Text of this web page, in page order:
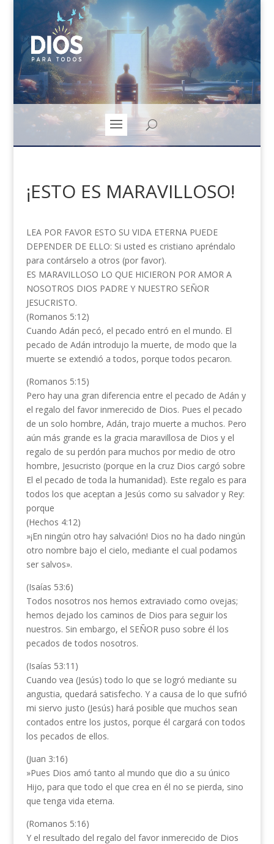
¡ESTO ES MARAVILLOSO!
LEA POR FAVOR ESTO SU VIDA ETERNA PUEDE
DEPENDER DE ELLO: Si usted es cristiano apréndalo
para contárselo a otros (por favor).
ES MARAVILLOSO LO QUE HICIERON POR AMOR A
NOSOTROS DIOS PADRE Y NUESTRO SEÑOR
JESUCRISTO.
(Romanos 5:12)
Cuando Adán pecó, el pecado entró en el mundo. El
pecado de Adán introdujo la muerte, de modo que la
muerte se extendió a todos, porque todos pecaron.
(Romanos 5:15)
Pero hay una gran diferencia entre el pecado de Adán y
el regalo del favor inmerecido de Dios. Pues el pecado
de un solo hombre, Adán, trajo muerte a muchos. Pero
aún más grande es la gracia maravillosa de Dios y el
regalo de su perdón para muchos por medio de otro
hombre, Jesucristo (porque en la cruz Dios cargó sobre
El el pecado de toda la humanidad). Este regalo es para
todos los que aceptan a Jesús como su salvador y Rey:
porque
(Hechos 4:12)
»¡En ningún otro hay salvación! Dios no ha dado ningún
otro nombre bajo el cielo, mediante el cual podamos
ser salvos».
(Isaías 53:6)
Todos nosotros nos hemos extraviado como ovejas;
hemos dejado los caminos de Dios para seguir los
nuestros. Sin embargo, el SEÑOR puso sobre él los
pecados de todos nosotros.
(Isaías 53:11)
Cuando vea (Jesús) todo lo que se logró mediante su
angustia, quedará satisfecho. Y a causa de lo que sufrió
mi siervo justo (Jesús) hará posible que muchos sean
contados entre los justos, porque él cargará con todos
los pecados de ellos.
(Juan 3:16)
»Pues Dios amó tanto al mundo que dio a su único
Hijo, para que todo el que crea en él no se pierda, sino
que tenga vida eterna.
(Romanos 5:16)
Y el resultado del regalo del favor inmerecido de Dios